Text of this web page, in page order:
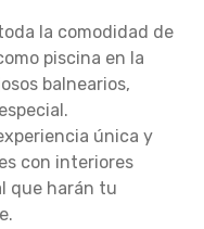
la comodidad de
piscina en la
balnearios,
única y
con interiores
que harán tu